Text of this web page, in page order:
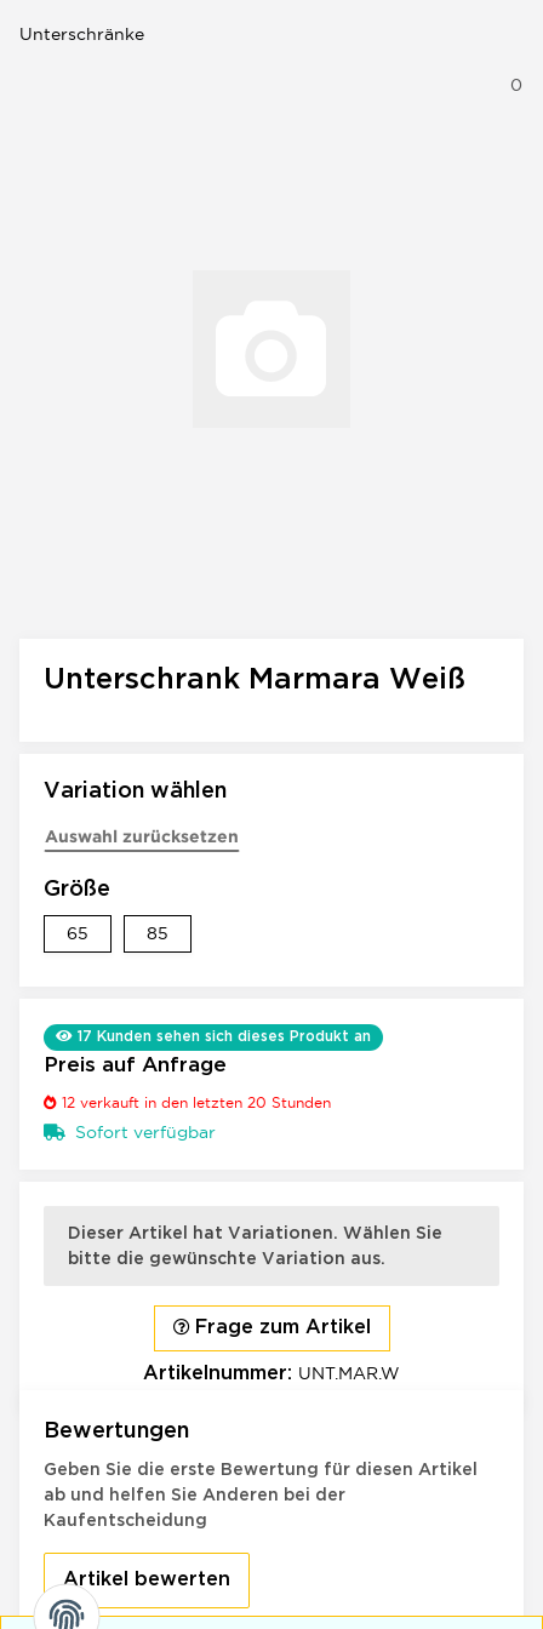
Unterschränke
0
Unterschrank Marmara Weiß
Variation wählen
Auswahl zurücksetzen
Größe
65 85
17 Kunden sehen sich dieses Produkt an
Preis auf Anfrage
12 verkauft in den letzten 20 Stunden
Sofort verfügbar
xDieser Artikel hat Variationen. Wählen Sie
bitte die gewünschte Variation aus.
Frage zum Artikel
Artikelnummer: UNT.MAR.W
Bewertungen
Geben Sie die erste Bewertung für diesen Artikel
ab und helfen Sie Anderen bei der
Kaufentscheidung
Artikel bewerten